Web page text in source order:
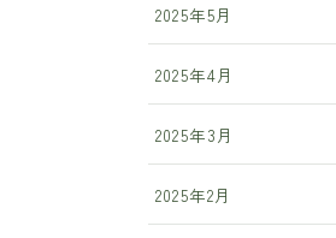
2025年5月
2025年4月
2025年3月
2025年2月